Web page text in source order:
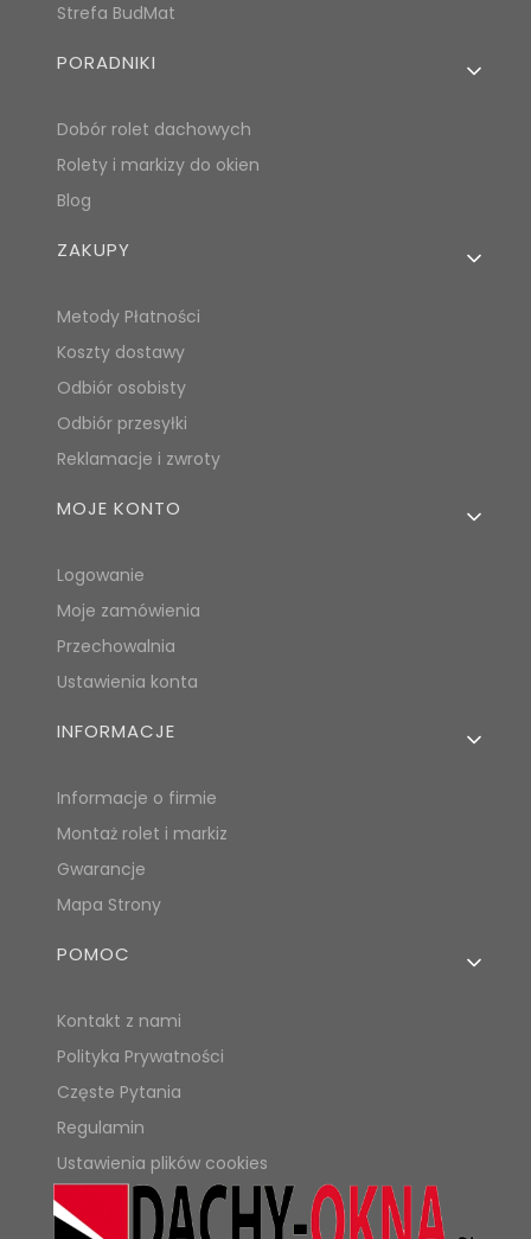
Strefa BudMat
PORADNIKI
Dobór rolet dachowych
Rolety i markizy do okien
Blog
ZAKUPY
Metody Płatności
Koszty dostawy
Odbiór osobisty
Odbiór przesyłki
Reklamacje i zwroty
MOJE KONTO
Logowanie
Moje zamówienia
Przechowalnia
Ustawienia konta
INFORMACJE
Informacje o firmie
Montaż rolet i markiz
Gwarancje
Mapa Strony
POMOC
Kontakt z nami
Polityka Prywatności
Częste Pytania
Regulamin
Ustawienia plików cookies